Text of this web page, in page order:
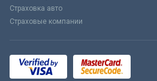
Страховка авто
Страховые компании